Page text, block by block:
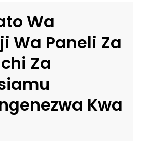
Wa
Wa Paneli Za
Za
Kwa